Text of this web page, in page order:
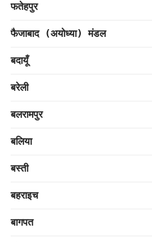
फतेहपुर
फैजाबाद (अयोध्या) मंडल
बदायूँ
बरेली
बलरामपुर
बलिया
बस्ती
बहराइच
बागपत